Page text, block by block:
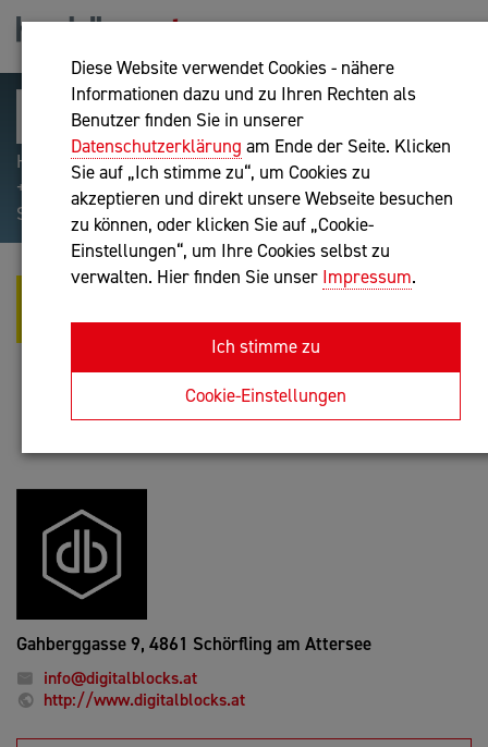
Diese Website verwendet Cookies - nähere
Informationen dazu und zu Ihren Rechten als
Benutzer finden Sie in unserer
Datenschutzerklärung am Ende der Seite. Klicken
Sie auf „Ich stimme zu“, um Cookies zu
akzeptieren und direkt unsere Webseite besuchen
zu können, oder klicken Sie auf „Cookie-
Einstellungen“, um Ihre Cookies selbst zu
verwalten. Hier finden Sie unser Impressum.
Ich stimme zu
Cookie-Einstellungen
Hilfreiche Suchparameter: Begriff einschließen:
+webshop, Begriff ausschließen: -webshop, Exakter
Suchbegriff: "internet of things"
DIGITAL BLOCKS GMBH - WIR
RETTEN DEN MITTELSTAND
Unternehmensberatung
Anfrage oder Rückruf
Gahberggasse 9, 4861 Schörfling am Attersee
info@digitalblocks.at
http://www.digitalblocks.at